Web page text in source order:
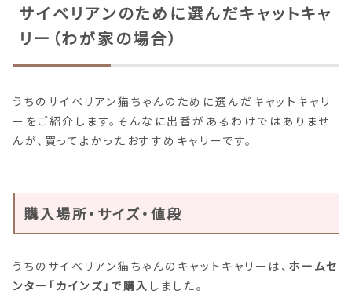
サイベリアンのために選んだキャットキャ
リー（わが家の場合）
うちのサイベリアン猫ちゃんのために選んだキャットキャリ
ーをご紹介します。そんなに出番があるわけではありませ
んが、買ってよかったおすすめキャリーです。
購入場所・サイズ・値段
うちのサイベリアン猫ちゃんのキャットキャリーは、 ホームセ
ンター「カインズ」で購入 しました。